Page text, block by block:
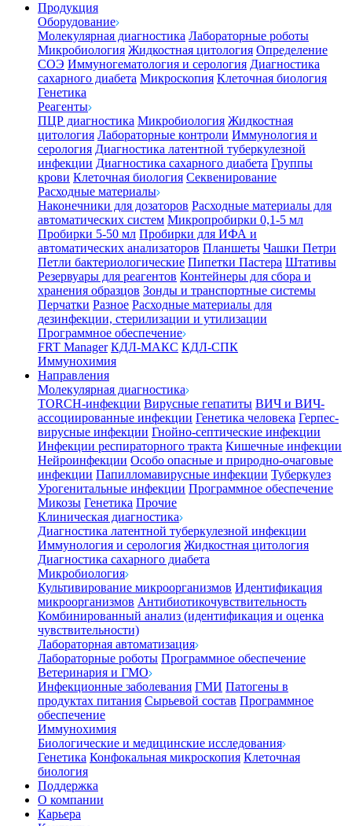
Продукция
Оборудование
Молекулярная диагностика Лабораторные роботы
Микробиология Жидкостная цитология Определение
СОЭ Иммуногематология и серология Диагностика
сахарного диабета Микроскопия Клеточная биология
Генетика
Реагенты
ПЦР диагностика Микробиология Жидкостная
цитология Лабораторные контроли Иммунология и
серология Диагностика латентной туберкулезной
инфекции Диагностика сахарного диабета Группы
крови Клеточная биология Секвенирование
Расходные материалы
Наконечники для дозаторов Расходные материалы для
автоматических систем Микропробирки 0,1-5 мл
Пробирки 5-50 мл Пробирки для ИФА и
автоматических анализаторов Планшеты Чашки Петри
Петли бактериологические Пипетки Пастера Штативы
Резервуары для реагентов Контейнеры для сбора и
хранения образцов Зонды и транспортные системы
Перчатки Разное Расходные материалы для
дезинфекции, стерилизации и утилизации
Программное обеспечение
FRT Manager КДЛ-МАКС КДЛ-СПК
Иммунохимия
Направления
Молекулярная диагностика
TORCH-инфекции Вирусные гепатиты ВИЧ и ВИЧ-
ассоциированные инфекции Генетика человека Герпес-
вирусные инфекции Гнойно-септические инфекции
Инфекции респираторного тракта Кишечные инфекции
Нейроинфекции Особо опасные и природно-очаговые
инфекции Папилломавирусные инфекции Туберкулез
Урогенитальные инфекции Программное обеспечение
Микозы Генетика Прочие
Клиническая диагностика
Диагностика латентной туберкулезной инфекции
Иммунология и серология Жидкостная цитология
Диагностика сахарного диабета
Микробиология
Культивирование микроорганизмов Идентификация
микроорганизмов Антибиотикочувствительность
Комбинированный анализ (идентификация и оценка
чувствительности)
Лабораторная автоматизация
Лабораторные роботы Программное обеспечение
Ветеринария и ГМО
Инфекционные заболевания ГМИ Патогены в
продуктах питания Сырьевой состав Программное
обеспечение
Иммунохимия
Биологические и медицинские исследования
Генетика Конфокальная микроскопия Клеточная
биология
Поддержка
О компании
Карьера